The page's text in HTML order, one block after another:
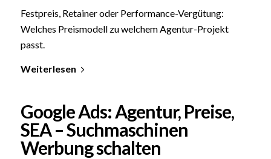
Festpreis, Retainer oder Performance-Vergütung:
Welches Preismodell zu welchem Agentur-Projekt
passt.
Weiterlesen
Google Ads: Agentur, Preise,
SEA – Suchmaschinen
Werbung schalten